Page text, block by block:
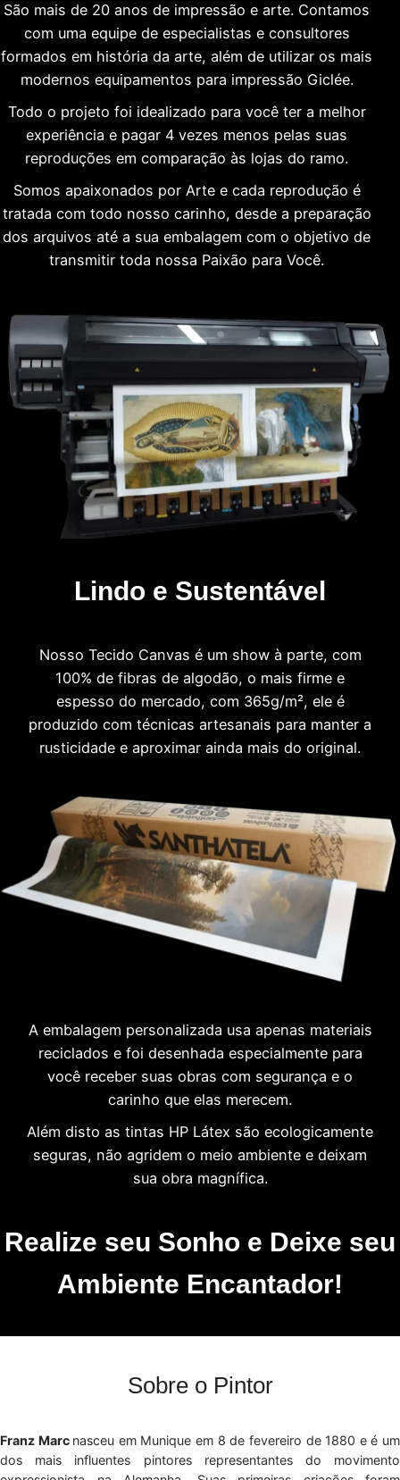
São mais de 20 anos de impressão e arte. Contamos
com uma equipe de especialistas e consultores
formados em história da arte, além de utilizar os mais
modernos equipamentos para impressão Giclée.
Todo o projeto foi idealizado para você ter a melhor
experiência e pagar 4 vezes menos pelas suas
reproduções em comparação às lojas do ramo.
Somos apaixonados por Arte e cada reprodução é
tratada com todo nosso carinho, desde a preparação
dos arquivos até a sua embalagem com o objetivo de
transmitir toda nossa Paixão para Você.
Lindo e Sustentável
Nosso Tecido Canvas é um show à parte, com
100% de fibras de algodão, o mais firme e
espesso do mercado, com 365g/m², ele é
produzido com técnicas artesanais para manter a
rusticidade e aproximar ainda mais do original.
A embalagem personalizada usa apenas materiais
reciclados e foi desenhada especialmente para
você receber suas obras com segurança e o
carinho que elas merecem.
Além disto as tintas HP Látex são ecologicamente
seguras, não agridem o meio ambiente e deixam
sua obra magnífica.
Realize seu Sonho e Deixe seu
Ambiente Encantador!
Sobre o Pintor
Franz Marc nasceu em Munique em 8 de fevereiro de 1880 e é um
dos mais influentes pintores representantes do movimento